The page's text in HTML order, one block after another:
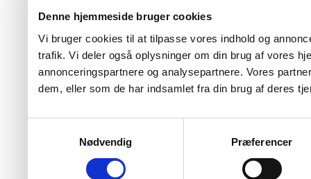
Denne hjemmeside bruger cookies
Vi bruger cookies til at tilpasse vores indhold og
trafik. Vi deler også oplysninger om din brug af vores
annonceringspartnere og analysepartnere. Vores
dem, eller som de har indsamlet fra din brug af deres
Nødvendig
Præferencer